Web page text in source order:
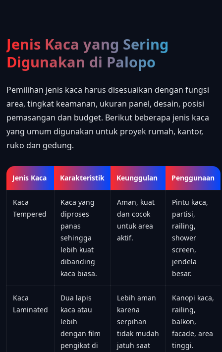
Jenis Kaca yang Sering
Digunakan di Palopo
Pemilihan jenis kaca harus disesuaikan dengan fungsi
area, tingkat keamanan, ukuran panel, desain, posisi
pemasangan dan budget. Berikut beberapa jenis kaca
yang umum digunakan untuk proyek rumah, kantor,
ruko dan gedung.
Jenis Kaca Karakteristik Keunggulan Penggunaan
Kaca
Tempered
Kaca yang
diproses
panas
sehingga
lebih kuat
dibanding
kaca biasa.
Aman, kuat
dan cocok
untuk area
aktif.
Pintu kaca,
partisi,
railing,
shower
screen,
jendela
besar.
Kaca
Laminated
Dua lapis
kaca atau
lebih
dengan film
pengikat di
Lebih aman
karena
serpihan
tidak mudah
jatuh saat
Kanopi kaca,
railing,
balkon,
facade, area
tinggi.